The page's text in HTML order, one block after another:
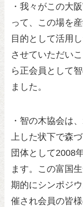
・我々がこの大
って、この場を
目的として活用
させていただい
ら正会員として
ました。
・智の木協会は
上した状下で森
団体として2008
ます。この富国
期的にシンポジ
催され会員の皆